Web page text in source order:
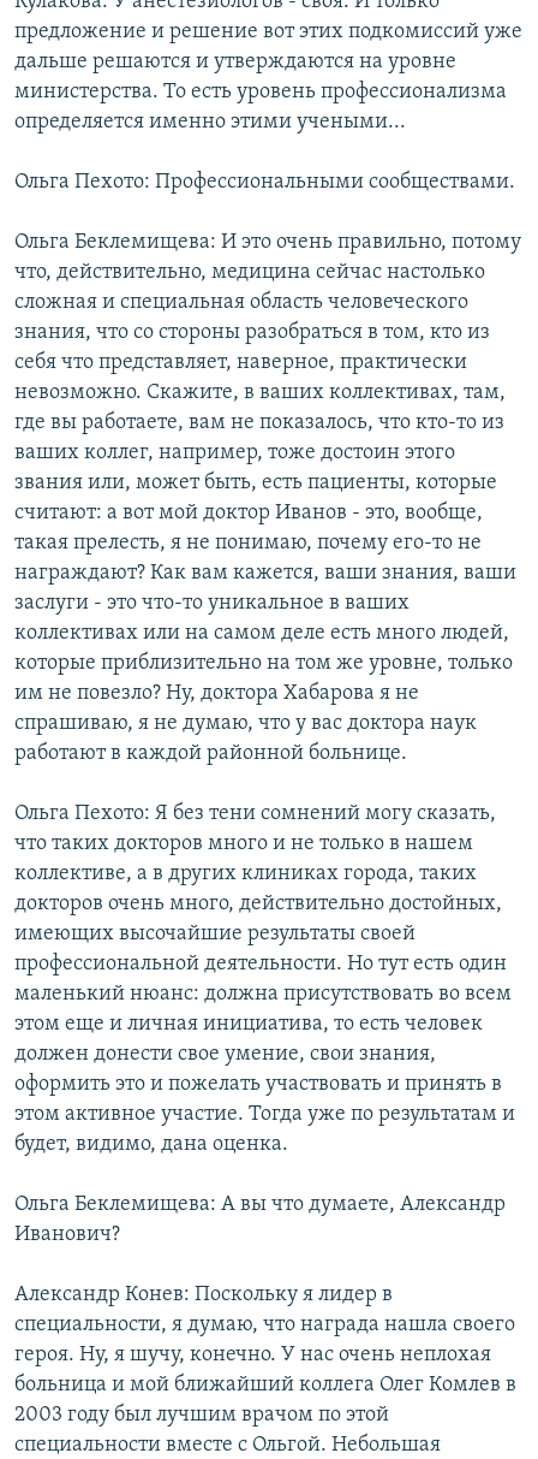
предложение и решение вот этих подкомиссий уже
дальше решаются и утверждаются на уровне
министерства. То есть уровень профессионализма
определяется именно этими учеными...
Ольга Пехото: Профессиональными сообществами.
Ольга Беклемищева: И это очень правильно, потому
что, действительно, медицина сейчас настолько
сложная и специальная область человеческого
знания, что со стороны разобраться в том, кто из
себя что представляет, наверное, практически
невозможно. Скажите, в ваших коллективах, там,
где вы работаете, вам не показалось, что кто-то из
ваших коллег, например, тоже достоин этого
звания или, может быть, есть пациенты, которые
считают: а вот мой доктор Иванов - это, вообще,
такая прелесть, я не понимаю, почему его-то не
награждают? Как вам кажется, ваши знания, ваши
заслуги - это что-то уникальное в ваших
коллективах или на самом деле есть много людей,
которые приблизительно на том же уровне, только
им не повезло? Ну, доктора Хабарова я не
спрашиваю, я не думаю, что у вас доктора наук
работают в каждой районной больнице.
Ольга Пехото: Я без тени сомнений могу сказать,
что таких докторов много и не только в нашем
коллективе, а в других клиниках города, таких
докторов очень много, действительно достойных,
имеющих высочайшие результаты своей
профессиональной деятельности. Но тут есть один
маленький нюанс: должна присутствовать во всем
этом еще и личная инициатива, то есть человек
должен донести свое умение, свои знания,
оформить это и пожелать участвовать и принять в
этом активное участие. Тогда уже по результатам и
будет, видимо, дана оценка.
Ольга Беклемищева: А вы что думаете, Александр
Иванович?
Александр Конев: Поскольку я лидер в
специальности, я думаю, что награда нашла своего
героя. Ну, я шучу, конечно. У нас очень неплохая
больница и мой ближайший коллега Олег Комлев в
2003 году был лучшим врачом по этой
специальности вместе с Ольгой. Небольшая